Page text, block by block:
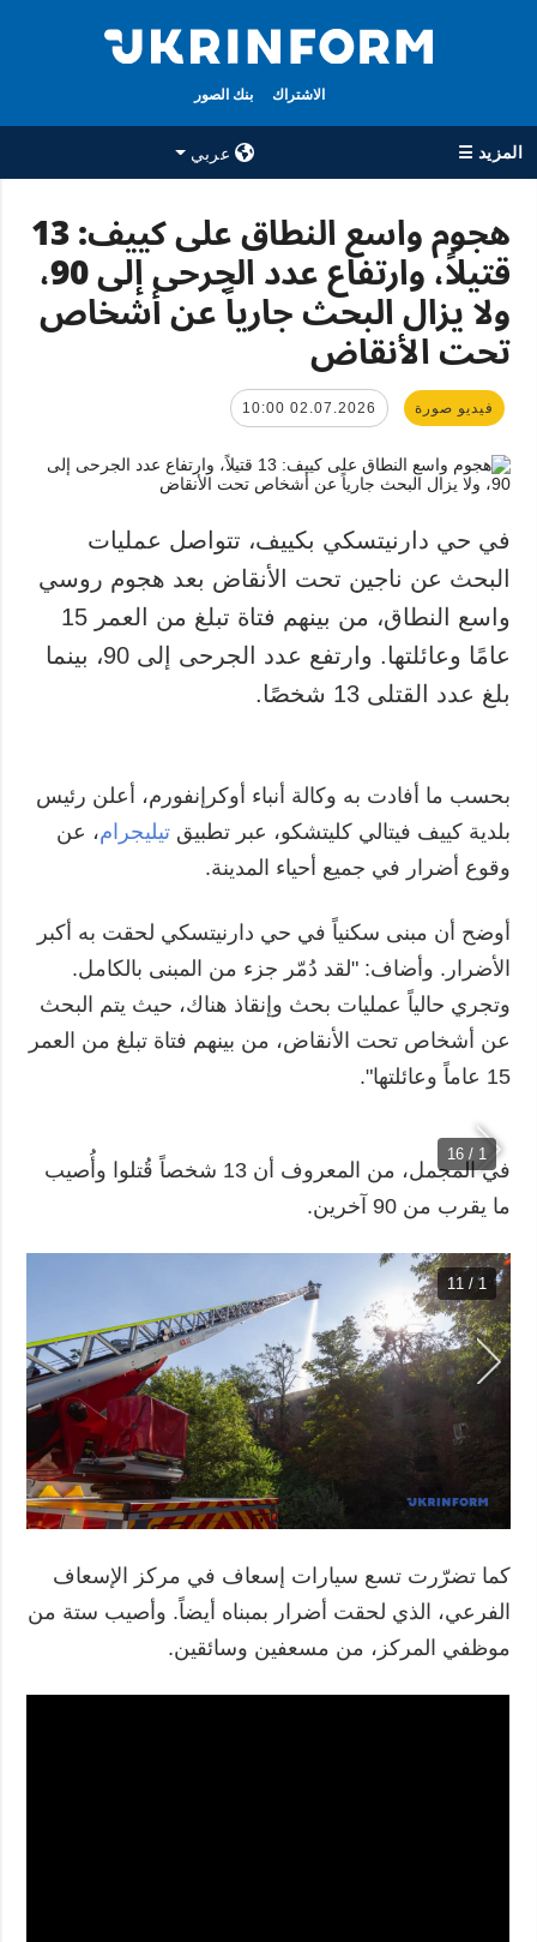
الاشتراك بنك الصور
المزيد ☰
عربي
جميع الأقسام
حرب
سياسة
تعافي أوكرانيا
مجتمع
الدفاع
رياضة
الوكالة
معلومات عن
الوكالة
الشخصية
المزيد
التقارير
مقابلات
الصور
خدمات
الاشتراك
بنك الصور
هجوم واسع النطاق على كييف: 13
قتيلاً، وارتفاع عدد الجرحى إلى 90،
ولا يزال البحث جارياً عن أشخاص
تحت الأنقاض
فيديو صورة 02.07.2026 10:00
في حي دارنيتسكي بكييف، تتواصل عمليات
البحث عن ناجين تحت الأنقاض بعد هجوم روسي
واسع النطاق، من بينهم فتاة تبلغ من العمر 15
عامًا وعائلتها. وارتفع عدد الجرحى إلى 90، بينما
بلغ عدد القتلى 13 شخصًا.
بحسب ما أفادت به وكالة أنباء أوكرإنفورم، أعلن رئيس
بلدية كييف فيتالي كليتشكو، عبر تطبيقتيليجرام، عن
وقوع أضرار في جميع أحياء المدينة.
أوضح أن مبنى سكنياً في حي دارنيتسكي لحقت به أكبر
الأضرار. وأضاف: "لقد دُمّر جزء من المبنى بالكامل.
وتجري حالياً عمليات بحث وإنقاذ هناك، حيث يتم البحث
عن أشخاص تحت الأنقاض، من بينهم فتاة تبلغ من العمر
15 عاماً وعائلتها".
1 / 16
في المجمل، من المعروف أن 13 شخصاً قُتلوا وأُصيب
ما يقرب من 90 آخرين.
1 / 11
كما تضرّرت تسع سيارات إسعاف في مركز الإسعاف
الفرعي، الذي لحقت أضرار بمبناه أيضاً. وأصيب ستة من
موظفي المركز، من مسعفين وسائقين.